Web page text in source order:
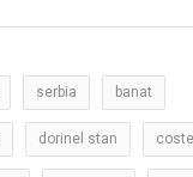
serbia banat
dorinel stan